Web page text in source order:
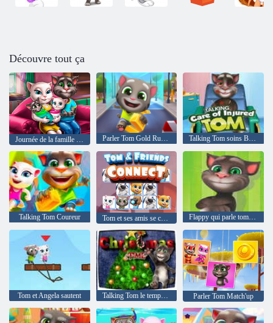
Découvre tout ça
Journée de la famille des jumeaux Angela Parler Tom Gold Run en ligne Talking Tom soins Blessé
Talking Tom Coureur Tom et ses amis se connectent Flappy qui parle tom mobile
Tom et Angela sautent Talking Tom le temps de Noël Parler Tom Match'up